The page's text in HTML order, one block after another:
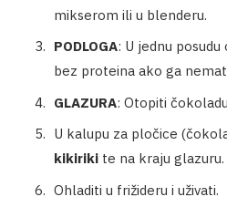
mikserom ili u blenderu.
PODLOGA: U jednu
bez proteina ako ga
GLAZURA: Otopiti
U kalupu za pločice
kikiriki te na kraju
Ohladiti u frižideru i uživati.